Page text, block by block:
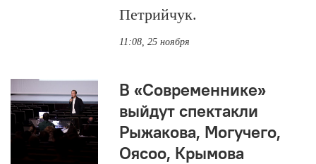
Петрийчук.
11:08, 25 ноября
В «Современнике»
выйдут спектакли
Рыжакова, Могучего,
Оясоо, Крымова